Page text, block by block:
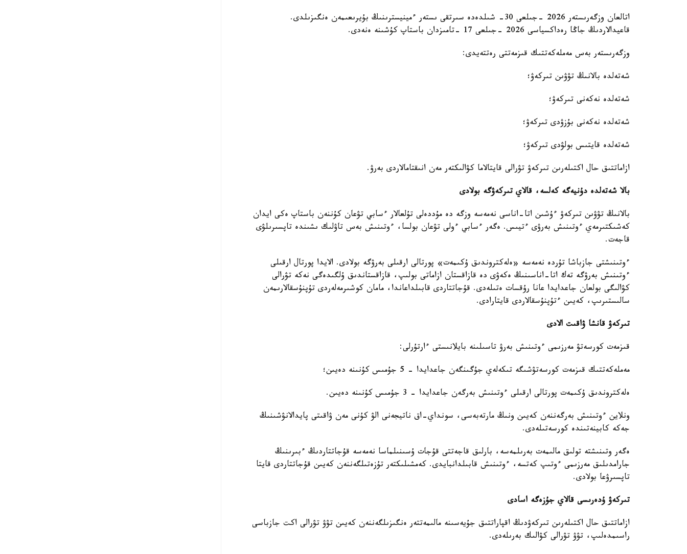
اتالعان وزگەرىستەر 2026 -جىلعى 30- شىلدەدە سىرتقى ىستەر ءمينيسترىنىڭ بۇيرىعىمەن ەنگىزىلدى.
قاعيدالاردىڭ جاڭا رەداكسياسى 2026 -جىلعى 17 -تامىزدان باستاپ كۇشىنە ەنەدى.
وزگەرىستەر بەس مەملەكەتتىك قىزمەتتى رەتتەيدى:
شەتەلدە بالانىڭ تۋۋىن تىركەۋ؛
شەتەلدە نەكەنى تىركەۋ؛
شەتەلدە نەكەنى بۇزۋدى تىركەۋ؛
شەتەلدە قايتىس بولۋدى تىركەۋ؛
ازاماتتىق حال اكتىلەرىن تىركەۋ تۋرالى قايتالاما كۋالىكتەر مەن انىقتامالاردى بەرۋ.
بالا شەتەلدە دۇنيەگە كەلسە، قالاي تىركەۋگە بولادى
بالانىڭ تۋۋىن تىركەۋ ءۇشىن اتا-اناسى نەمەسە وزگە دە مۇددەلى تۇلعالار ءسابي تۋعان كۇننەن باستاپ ەكى ايدان
كەشىكتىرمەي ءوتىنىش بەرۋى ءتيىس. ەگەر ءسابي ءولى تۋعان بولسا، ءوتىنىش بەس تاۋلىك ىشىندە تاپسىرىلۋى
قاجەت.
ءوتىنىشتى جازباشا تۇردە نەمەسە «ەلەكتروندىق ۇكىمەت» پورتالى ارقىلى بەرۋگە بولادى. الايدا پورتال ارقىلى
ءوتىنىش بەرۋگە تەك اتا-اناسىنىڭ ەكەۋى دە قازاقستان ازاماتى بولىپ، قازاقستاندىق ۇلگىدەگى نەكە تۋرالى
كۋالىگى بولعان جاعدايدا عانا رۇقسات ەتىلەدى. قۇجاتتاردى قابىلداعاندا، مامان كوشىرمەلەردى تۇپنۇسقالارىمەن
سالىستىرىپ، كەيىن ءتۇپنۇسقالاردى قايتارادى.
تىركەۋ قانشا ۋاقىت الادى
قىزمەت كورسەتۋ مەرزىمى ءوتىنىش بەرۋ تاسىلىنە بايلانىستى ءارتۇرلى:
مەملەكەتتىك قىزمەت كورسەتۋشىگە تىكەلەي جۇگىنگەن جاعدايدا - 5 جۇمىس كۇنىنە دەيىن؛
ەلەكتروندىق ۇكىمەت پورتالى ارقىلى ءوتىنىش بەرگەن جاعدايدا - 3 جۇمىس كۇنىنە دەيىن.
ونلاين ءوتىنىش بەرگەننەن كەيىن ونىڭ مارتەبەسى، سونداي-اق ناتيجەنى الۋ كۇنى مەن ۋاقىتى پايدالانۋشىنىڭ
جەكە كابينەتىندە كورسەتىلەدى.
ەگەر وتىنىشتە تولىق مالىمەت بەرىلمەسە، بارلىق قاجەتتى قۇجات ۇسىنىلماسا نەمەسە قۇجاتتاردىڭ ءبىرىنىڭ
جارامدىلىق مەرزىمى ءوتىپ كەتسە، ءوتىنىش قابىلدانبايدى. كەمشىلىكتەر تۇزەتىلگەننەن كەيىن قۇجاتتاردى قايتا
تاپسىرۋعا بولادى.
تىركەۋ ۇدەرىسى قالاي جۇزەگە اسادى
ازاماتتىق حال اكتىلەرىن تىركەۋدىڭ اقپاراتتىق جۇيەسىنە مالىمەتتەر ەنگىزىلگەننەن كەيىن تۋۋ تۋرالى اكت جازباسى
راسىمدەلىپ، تۋۋ تۋرالى كۋالىك بەرىلەدى.